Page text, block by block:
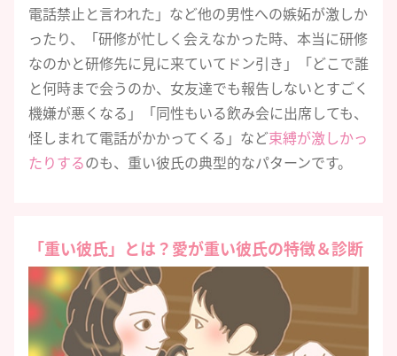
電話禁止と言われた」など他の男性への嫉妬が激しか
ったり、「研修が忙しく会えなかった時、本当に研修
なのかと研修先に見に来ていてドン引き」「どこで誰
と何時まで会うのか、女友達でも報告しないとすごく
機嫌が悪くなる」「同性もいる飲み会に出席しても、
怪しまれて電話がかかってくる」など束縛が激しかっ
たりするのも、重い彼氏の典型的なパターンです。
「重い彼氏」とは？愛が重い彼氏の特徴＆診断